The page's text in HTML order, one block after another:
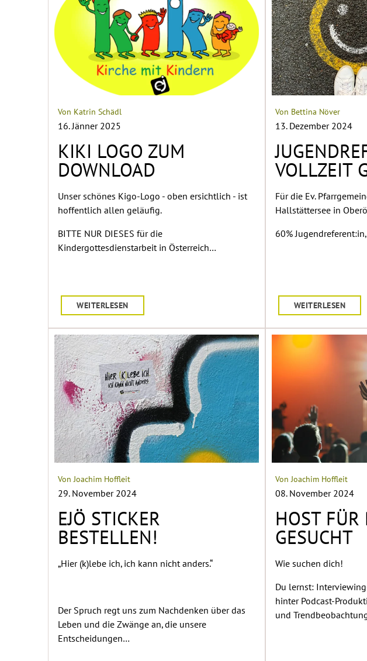
Von Katrin Schädl
16. Jänner 2025
KIKI LOGO ZUM
DOWNLOAD
Unser schönes Kigo-Logo - oben ersichtlich - ist
hoffentlich allen geläufig.
BITTE NUR DIESES für die
Kindergottesdienstarbeit in Österreich…
WEITERLESEN
Von Bettina Növer
13. Dezember 2024
VOLLZEIT
Für die Ev.
Hallstättersee in
60%
WEITERLESEN
Von Joachim Hoffleit
29. November 2024
EJÖ STICKER
BESTELLEN!
„Hier (k)lebe ich, ich kann nicht anders.“
Der Spruch regt uns zum Nachdenken über das
Leben und die Zwänge an, die unsere
Entscheidungen…
Von Joachim Hoffleit
08. November 2024
HOST FÜR
GESUCHT
Wie suchen dich!
Du lernst:
hinter Podcast-
und